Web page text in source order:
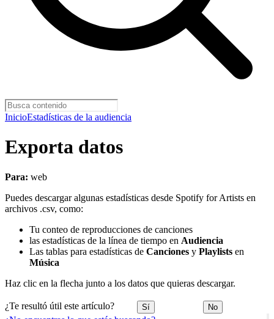
InicioEstadísticas de la audiencia
Exporta datos
Para: web
Puedes descargar algunas estadísticas desde Spotify for Artists en
archivos .csv, como:
Tu conteo de reproducciones de canciones
las estadísticas de la línea de tiempo en Audiencia
Las tablas para estadísticas de Canciones y Playlists en
Música
Haz clic en la flecha junto a los datos que quieras descargar.
¿Te resultó útil este artículo? Sí No